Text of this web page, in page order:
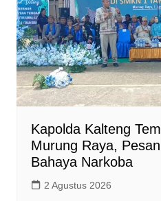
Kapolda Kalteng
Murung Raya,
Bahaya Narkoba
2 Agustus 2026